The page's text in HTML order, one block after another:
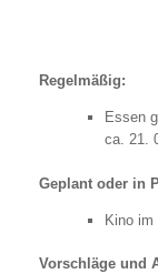
Regelmäßig:
Essen
ca. 21.
Geplant oder in
Kino
Vorschläge und